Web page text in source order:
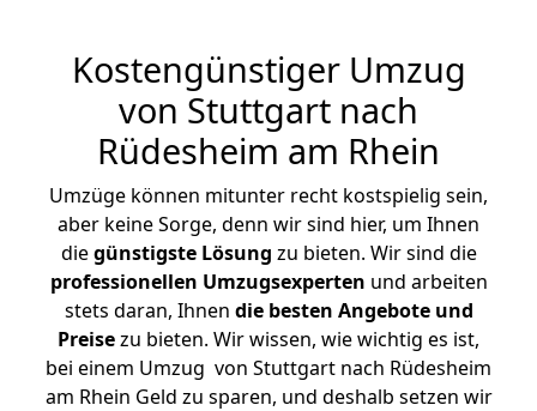
Kostengünstiger Umzug
von Stuttgart nach
Rüdesheim am Rhein
Umzüge können mitunter recht kostspielig sein,
aber keine Sorge, denn wir sind hier, um Ihnen
diegünstigste Lösung zu bieten. Wir sind die
professionellen Umzugsexperten und arbeiten
stets daran, Ihnen die besten Angebote und
Preisezu bieten. Wir wissen, wie wichtig es ist,
bei einem Umzug von Stuttgart nach Rüdesheim
am Rhein Geld zu sparen, und deshalb setzen wir